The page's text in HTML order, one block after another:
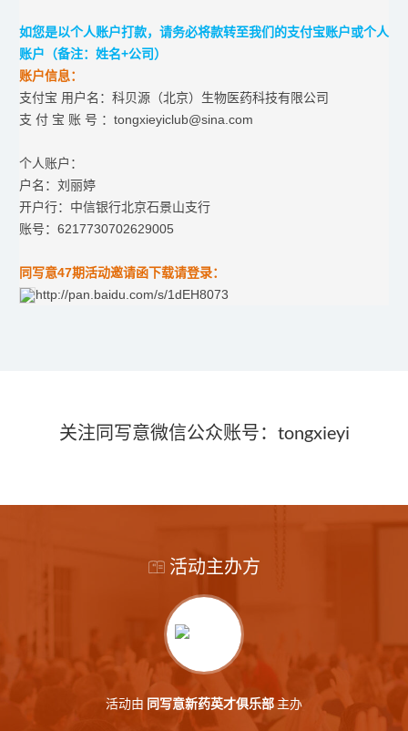
如您是以个人账户打款，请务必将款转至我们的支付宝账户或个人
账户（备注：姓名+公司）
账户信息：
支付宝 用户名：科贝源（北京）生物医药科技有限公司
支 付 宝 账 号 ：tongxieyiclub@sina.com
个人账户：
户名：刘丽婷
开户行：中信银行北京石景山支行
账号：6217730702629005
同写意47期活动邀请函下载请登录：
http://pan.baidu.com/s/1dEH8073
关注同写意微信公众账号：tongxieyi
活动主办方
活动由 同写意新药英才俱乐部主办